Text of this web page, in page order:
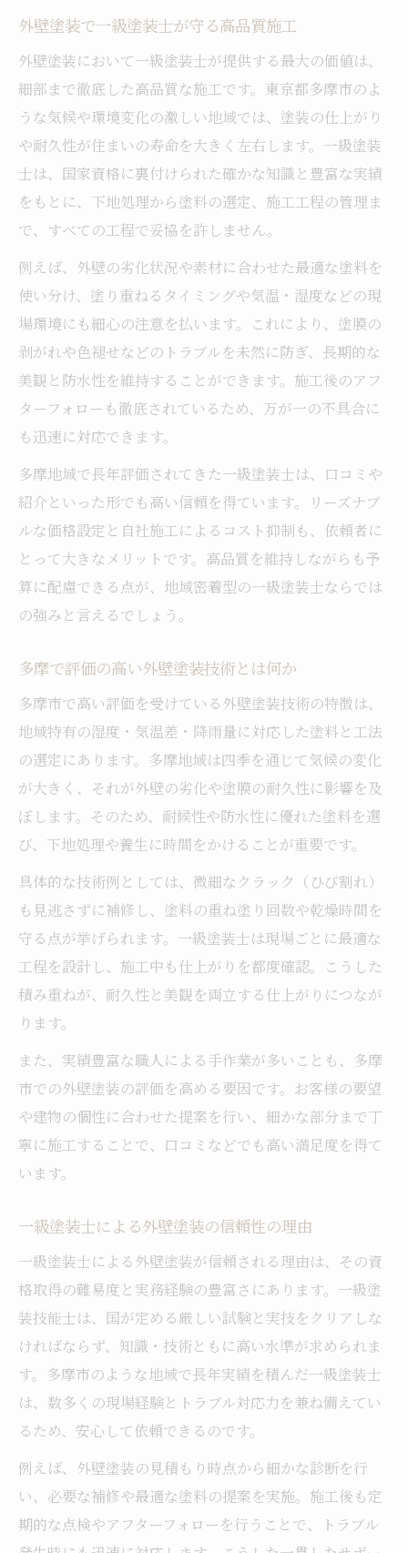
住まいを長持ちさせる外壁塗装の工夫とは
外壁塗装で後悔しないための見極めポイン
ト
品質重視なら外壁塗装で選ぶべき理由
外壁塗装で品質優先が重要な理由と効果
一級塗装士が推奨する外壁塗装のポイント
高品質外壁塗装で得られる長期的な安心感
外壁塗装の品質を見極めるための基準とは
評価の高い外壁塗装技術で失敗を防ぐ方法
多摩エリアで叶う理想の外壁塗装体験
多摩で外壁塗装が選ばれる理由とその効果
外壁塗装で理想の住まいを実現する秘訣
多摩地域で人気の外壁塗装に注目する理由
一級塗装士が手掛ける外壁塗装の特徴とは
外壁塗装で理想の暮らしを叶えるために
一級塗装士の施工で長持ちする美観を実現
外壁塗装で美観を長持ちさせる施工技術
一級塗装士がこだわる外壁塗装の仕上がり
外壁塗装で実現する理想の美観と耐久性
多摩で評価される外壁塗装の秘密を解説
外壁塗装のプロが守る美しさと安心の両立
外壁塗装で信頼できる業者の見極め方
一級塗装士が語る外壁塗装の失敗回避法
外壁塗装でよくあるトラブルの予防策
信頼度が高い外壁塗装業者の特徴とは
外壁塗装の口コミや評判を活かす選び方
外壁塗装で一級塗装士が守る高品質施工
外壁塗装において一級塗装士が提供する最大の価値は、
細部まで徹底した高品質な施工です。東京都多摩市のよ
うな気候や環境変化の激しい地域では、塗装の仕上がり
や耐久性が住まいの寿命を大きく左右します。一級塗装
士は、国家資格に裏付けられた確かな知識と豊富な実績
をもとに、下地処理から塗料の選定、施工工程の管理ま
で、すべての工程で妥協を許しません。
例えば、外壁の劣化状況や素材に合わせた最適な塗料を
使い分け、塗り重ねるタイミングや気温・湿度などの現
場環境にも細心の注意を払います。これにより、塗膜の
剥がれや色褪せなどのトラブルを未然に防ぎ、長期的な
美観と防水性を維持することができます。施工後のアフ
ターフォローも徹底されているため、万が一の不具合に
も迅速に対応できます。
多摩地域で長年評価されてきた一級塗装士は、口コミや
紹介といった形でも高い信頼を得ています。リーズナブ
ルな価格設定と自社施工によるコスト抑制も、依頼者に
とって大きなメリットです。高品質を維持しながらも予
算に配慮できる点が、地域密着型の一級塗装士ならでは
の強みと言えるでしょう。
多摩で評価の高い外壁塗装技術とは何か
多摩市で高い評価を受けている外壁塗装技術の特徴は、
地域特有の湿度・気温差・降雨量に対応した塗料と工法
の選定にあります。多摩地域は四季を通じて気候の変化
が大きく、それが外壁の劣化や塗膜の耐久性に影響を及
ぼします。そのため、耐候性や防水性に優れた塗料を選
び、下地処理や養生に時間をかけることが重要です。
具体的な技術例としては、微細なクラック（ひび割れ）
も見逃さずに補修し、塗料の重ね塗り回数や乾燥時間を
守る点が挙げられます。一級塗装士は現場ごとに最適な
工程を設計し、施工中も仕上がりを都度確認。こうした
積み重ねが、耐久性と美観を両立する仕上がりにつなが
ります。
また、実績豊富な職人による手作業が多いことも、多摩
市での外壁塗装の評価を高める要因です。お客様の要望
や建物の個性に合わせた提案を行い、細かな部分まで丁
寧に施工することで、口コミなどでも高い満足度を得て
います。
一級塗装士による外壁塗装の信頼性の理由
一級塗装士による外壁塗装が信頼される理由は、その資
格取得の難易度と実務経験の豊富さにあります。一級塗
装技能士は、国が定める厳しい試験と実技をクリアしな
ければならず、知識・技術ともに高い水準が求められま
す。多摩市のような地域で長年実績を積んだ一級塗装士
は、数多くの現場経験とトラブル対応力を兼ね備えてい
るため、安心して依頼できるのです。
例えば、外壁塗装の見積もり時点から細かな診断を行
い、必要な補修や最適な塗料の提案を実施。施工後も定
期的な点検やアフターフォローを行うことで、トラブル